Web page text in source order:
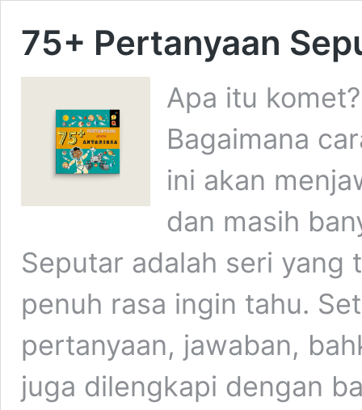
75+ Pertanyaan
Apa itu
Bagaimana
ini akan
dan masih
Seputar adalah seri yang
penuh rasa ingin tahu.
pertanyaan, jawaban,
juga dilengkapi dengan